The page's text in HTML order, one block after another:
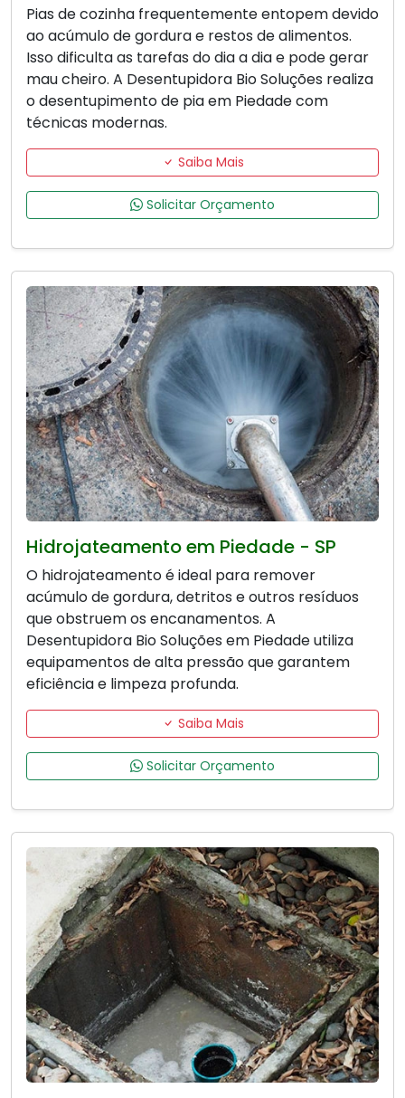
Pias de cozinha frequentemente entopem devido
ao acúmulo de gordura e restos de alimentos.
Isso dificulta as tarefas do dia a dia e pode gerar
mau cheiro. A Desentupidora Bio Soluções realiza
o desentupimento de pia em Piedade com
técnicas modernas.
Saiba Mais
Solicitar Orçamento
Hidrojateamento em Piedade - SP
O hidrojateamento é ideal para remover
acúmulo de gordura, detritos e outros resíduos
que obstruem os encanamentos. A
Desentupidora Bio Soluções em Piedade utiliza
equipamentos de alta pressão que garantem
eficiência e limpeza profunda.
Saiba Mais
Solicitar Orçamento